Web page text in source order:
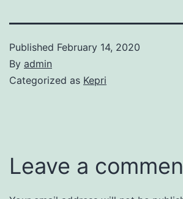
Published February 14, 2020
By admin
Categorized as Kepri
Leave a